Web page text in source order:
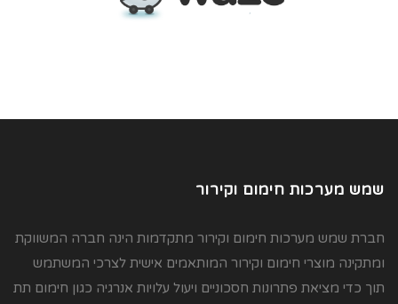
שמש מערכות חימום וקירור
חברת שמש מערכות חימום וקירור מתקדמות הינה חברה המשווקת
ומתקינה מוצרי חימום וקירור המותאמים אישית לצרכי המשתמש
תוך כדי מציאת פתרונות חסכוניים ויעול עלויות אנרגיה כגון חימום תת